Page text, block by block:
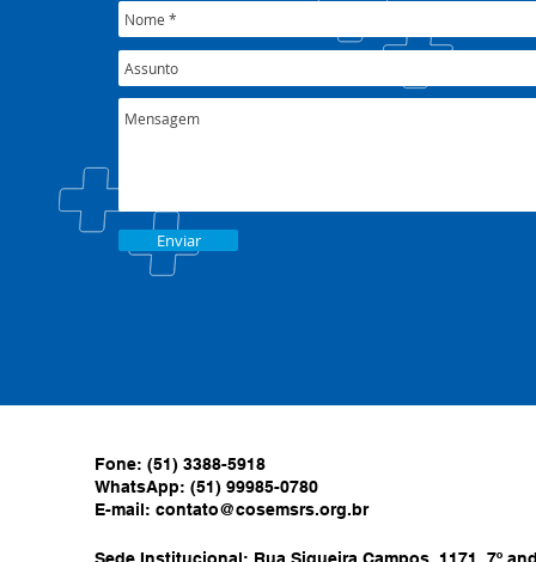
Enviar
Fone: (51) 3388-5918
WhatsApp: (51) 99985-0780
E-mail: contato@cosemsrs.org.br